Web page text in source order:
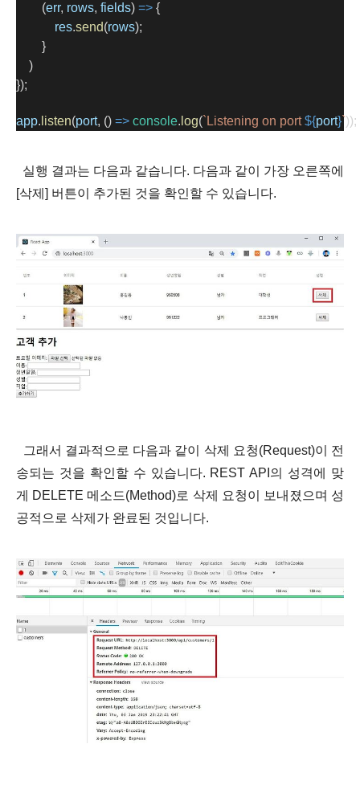
        (
err, rows, fields) => {
res.send(rows);
        }
    )
});
app. listen(port, () => console. log(`Listening on port ${port}`));
실행 결과는 다음과 같습니다. 다음과 같이 가장 오른쪽에
[삭제] 버튼이 추가된 것을 확인할 수 있습니다.
그래서 결과적으로 다음과 같이 삭제 요청(Request)이 전
송되는 것을 확인할 수 있습니다. REST API의 성격에 맞
게 DELETE 메소드(Method)로 삭제 요청이 보내졌으며 성
공적으로 삭제가 완료된 것입니다.